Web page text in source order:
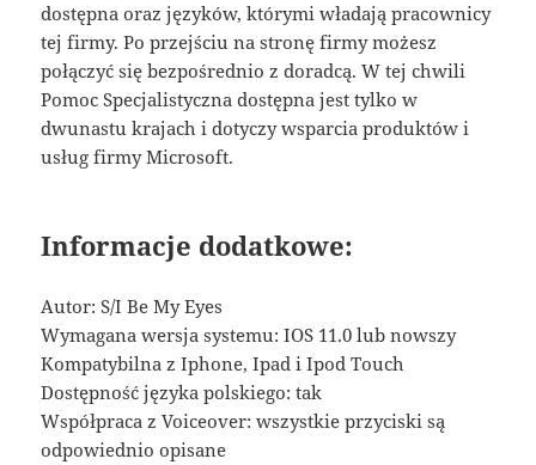
dostępna oraz języków, którymi władają pracownicy
tej firmy. Po przejściu na stronę firmy możesz
połączyć się bezpośrednio z doradcą. W tej chwili
Pomoc Specjalistyczna dostępna jest tylko w
dwunastu krajach i dotyczy wsparcia produktów i
usług firmy Microsoft.
Informacje dodatkowe:
Autor: S/I Be My Eyes
Wymagana wersja systemu: IOS 11.0 lub nowszy
Kompatybilna z Iphone, Ipad i Ipod Touch
Dostępność języka polskiego: tak
Współpraca z Voiceover: wszystkie przyciski są
odpowiednio opisane